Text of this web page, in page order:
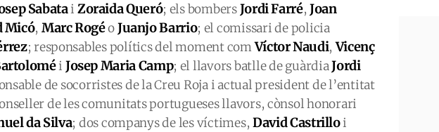
Sabatai Zoraida Queró; els bombersJordi Farré,Joan
Micó, Marc RogéoJuanjo Barrio; el comissari de policia
; responsables polítics del moment comVíctor Naudi,Vicenç
i Josep Maria Camp; el llavors batlle de guàrdiaJordi
de socorristes de la Creu Roja i actual president de l’entitat
de les comunitats portugueses llavors, cònsol honorari
da Silva; dos companys de les víctimes,David Castrilloi